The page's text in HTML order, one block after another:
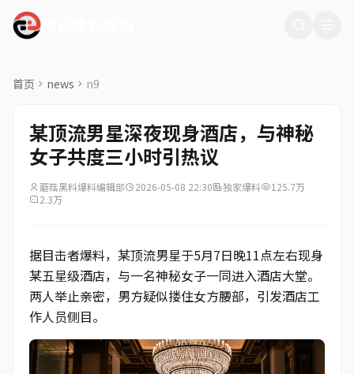
首页 news n9
某顶流男星深夜现身酒店，与神秘
女子共度三小时引热议
蘑菇黑料爆料编辑部 2026-05-08 22:30 独家爆料
125.7万
2.3万
据目击者爆料，某顶流男星于5月7日晚11点左右现身
某五星级酒店，与一名神秘女子一同进入酒店大堂。
两人举止亲密，男方疑似搂住女方腰部，引发酒店工
作人员侧目。